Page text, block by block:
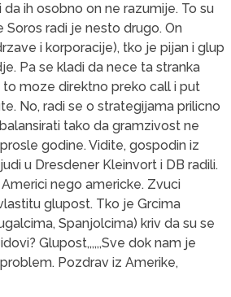
ih osobno on ne razumije. To su
radi je nesto drugo. On
i korporacije), tko je pijan i glup
Pa se kladi da nece ta stranka
moze direktno preko call i put
No, radi se o strategijama prilicno
tako da gramzivost ne
godine. Vidite, gospodin iz
u Dresdener Kleinvort i DB radili.
nego americke. Zvuci
glupost. Tko je Grcima
Spanjolcima) kriv da su se
Glupost,,,,,,Sve dok nam je
Pozdrav iz Amerike,